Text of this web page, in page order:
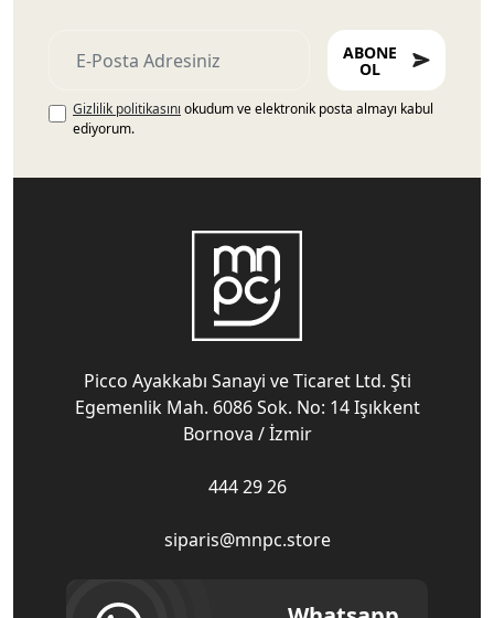
ABONE
OL
Gizlilik politikasını okudum ve elektronik posta almayı kabul
ediyorum.
Picco Ayakkabı Sanayi ve Ticaret Ltd. Şti
Egemenlik Mah. 6086 Sok. No: 14 Işıkkent
Bornova / İzmir
444 29 26
siparis@mnpc.store